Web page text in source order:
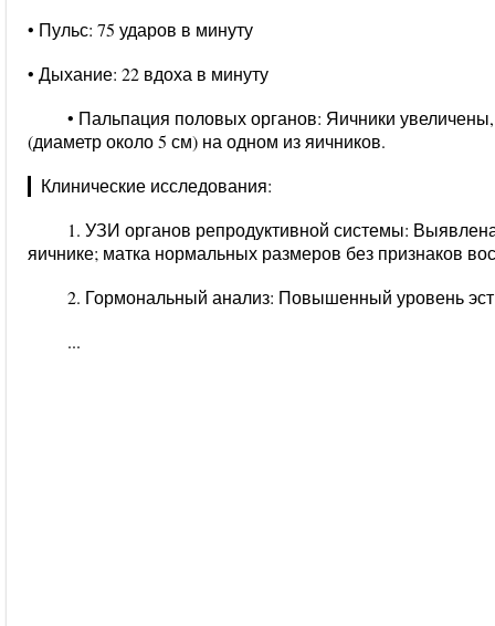
• Пульс: 75 ударов в минуту
• Дыхание: 22 вдоха в минуту
• Пальпация половых органов: Яичники
(диаметр около 5 см) на одном из яичников.
▎Клинические исследования:
1. УЗИ органов репродуктивной системы:
яичнике; матка нормальных размеров без признаков
2. Гормональный анализ: Повышенный уровень
...